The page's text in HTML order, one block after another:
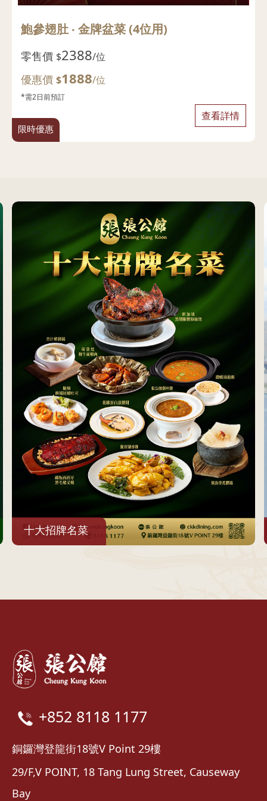
限時優惠
鮑參翅肚 ‧ 金牌盆菜 (4位用)
零售價 $2388/位
優惠價 $1888/位
*需2日前預訂
查看詳情
會員尊享堂食優惠
+852 8118 1177
銅鑼灣登龍街18號V Point 29樓
29/F,V POINT, 18 Tang Lung Street, Causeway
Bay